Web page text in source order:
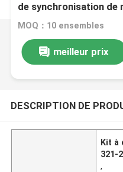
de synchronisation de
G4ND
MOQ：10 ensembles
meilleur prix
DESCRIPTION DE
Kit à
321-
,